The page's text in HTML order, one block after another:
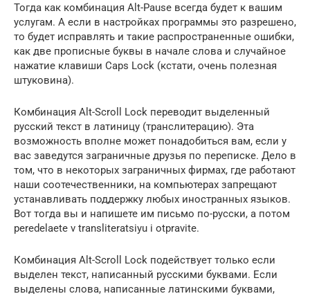
Тогда как комбинация Alt-Pause всегда будет к ва­шим
услугам. А если в настройках программы это разрешено,
то будет ис­правлять и такие распространенные ошибки,
как две прописные буквы в начале слова и случайное
нажатие клавиши Caps Lock (кстати, очень полезная
штуковина).
Комбинация Alt-Scroll Lock переводит выделенный
русский текст в лати­ницу (транслитерацию). Эта
возможность вполне может понадобиться вам, если у
вас заведутся заграничные друзья по переписке. Дело в
том, что в некоторых заграничных фирмах, где работают
наши соотечественники, на компьютерах запрещают
устанавливать поддержку любых иностранных языков.
Вот тогда вы и напишете им письмо по-русски, а потом
peredelaete v transliteratsiyu i otpravite.
Комбинация Alt-Scroll Lock подействует только если
выделен текст, написанный русскими буквами. Если
выделены сло­ва, написанные латинскими буквами,